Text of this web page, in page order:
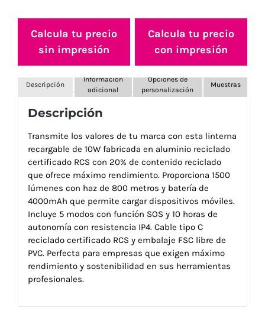
Calcula tu precio
sin impresión
Calcula tu precio
con impresión
Descripción
Información
adicional
Opciones de
personalización
Muestras
Descripción
Transmite los valores de tu marca con esta linterna
recargable de 10W fabricada en aluminio reciclado
certificado RCS con 20% de contenido reciclado
que ofrece máximo rendimiento. Proporciona 1500
lúmenes con haz de 800 metros y batería de
4000mAh que permite cargar dispositivos móviles.
Incluye 5 modos con función SOS y 10 horas de
autonomía con resistencia IP4. Cable tipo C
reciclado certificado RCS y embalaje FSC libre de
PVC. Perfecta para empresas que exigen máximo
rendimiento y sostenibilidad en sus herramientas
profesionales.